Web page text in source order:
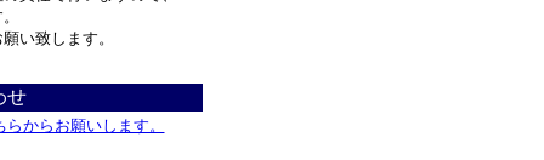
い致します。
せ
からお願いします。